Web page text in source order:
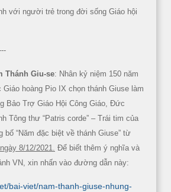
với người trẻ trong đời sống Giáo hội
Thánh Giu-se: Nhân kỷ niệm 150 năm
hoàng Pio IX chọn thánh Giuse làm
Bảo Trợ Giáo Hội Công Giáo, Đức
Tông thư “Patris corde” – Trái tim của
bố “Năm đặc biệt về thánh Giuse” từ
8/12/2021. Để biết thêm ý nghĩa và
VN, xin nhấn vào đường dẫn này:
bai-viet/nam-thanh-giuse-nhung-